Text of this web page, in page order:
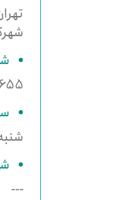
شنبه
---